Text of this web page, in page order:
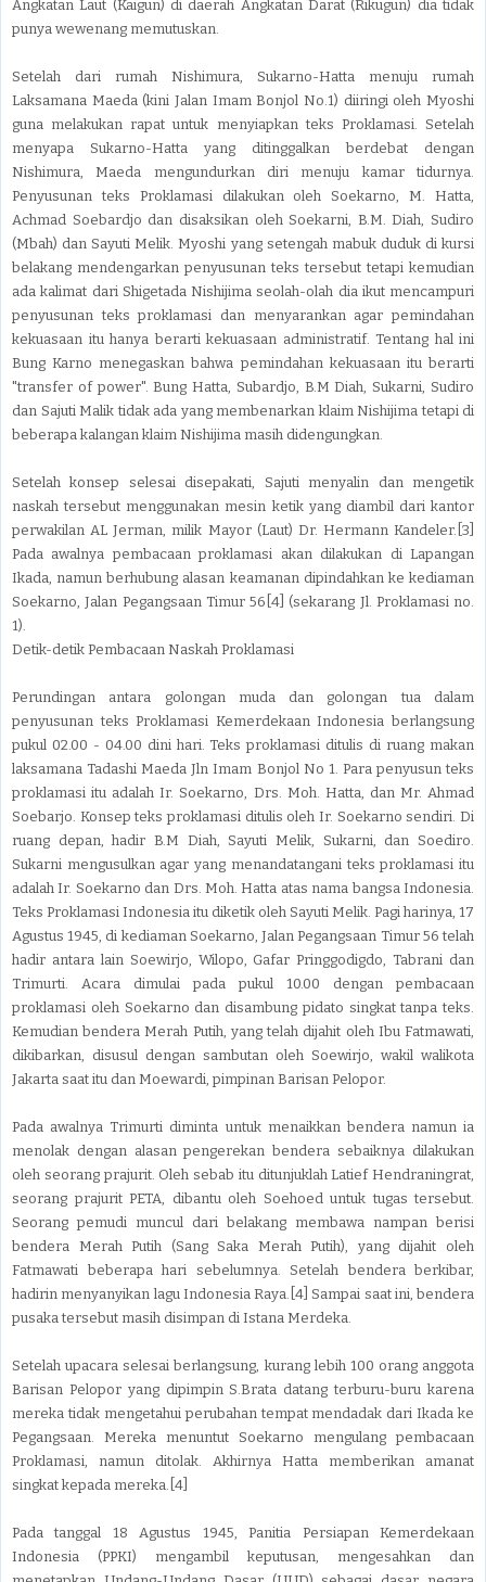
Angkatan Laut (Kaigun) di daerah Angkatan Darat (Rikugun) dia tidak
punya wewenang memutuskan.
Setelah dari rumah Nishimura, Sukarno-Hatta menuju rumah
Laksamana Maeda (kini Jalan Imam Bonjol No.1) diiringi oleh Myoshi
guna melakukan rapat untuk menyiapkan teks Proklamasi. Setelah
menyapa Sukarno-Hatta yang ditinggalkan berdebat dengan
Nishimura, Maeda mengundurkan diri menuju kamar tidurnya.
Penyusunan teks Proklamasi dilakukan oleh Soekarno, M. Hatta,
Achmad Soebardjo dan disaksikan oleh Soekarni, B.M. Diah, Sudiro
(Mbah) dan Sayuti Melik. Myoshi yang setengah mabuk duduk di kursi
belakang mendengarkan penyusunan teks tersebut tetapi kemudian
ada kalimat dari Shigetada Nishijima seolah-olah dia ikut mencampuri
penyusunan teks proklamasi dan menyarankan agar pemindahan
kekuasaan itu hanya berarti kekuasaan administratif. Tentang hal ini
Bung Karno menegaskan bahwa pemindahan kekuasaan itu berarti
"transfer of power". Bung Hatta, Subardjo, B.M Diah, Sukarni, Sudiro
dan Sajuti Malik tidak ada yang membenarkan klaim Nishijima tetapi di
beberapa kalangan klaim Nishijima masih didengungkan.
Setelah konsep selesai disepakati, Sajuti menyalin dan mengetik
naskah tersebut menggunakan mesin ketik yang diambil dari kantor
perwakilan AL Jerman, milik Mayor (Laut) Dr. Hermann Kandeler.[3]
Pada awalnya pembacaan proklamasi akan dilakukan di Lapangan
Ikada, namun berhubung alasan keamanan dipindahkan ke kediaman
Soekarno, Jalan Pegangsaan Timur 56[4] (sekarang Jl. Proklamasi no.
1).
Detik-detik Pembacaan Naskah Proklamasi
Perundingan antara golongan muda dan golongan tua dalam
penyusunan teks Proklamasi Kemerdekaan Indonesia berlangsung
pukul 02.00 - 04.00 dini hari. Teks proklamasi ditulis di ruang makan
laksamana Tadashi Maeda Jln Imam Bonjol No 1. Para penyusun teks
proklamasi itu adalah Ir. Soekarno, Drs. Moh. Hatta, dan Mr. Ahmad
Soebarjo. Konsep teks proklamasi ditulis oleh Ir. Soekarno sendiri. Di
ruang depan, hadir B.M Diah, Sayuti Melik, Sukarni, dan Soediro.
Sukarni mengusulkan agar yang menandatangani teks proklamasi itu
adalah Ir. Soekarno dan Drs. Moh. Hatta atas nama bangsa Indonesia.
Teks Proklamasi Indonesia itu diketik oleh Sayuti Melik. Pagi harinya, 17
Agustus 1945, di kediaman Soekarno, Jalan Pegangsaan Timur 56 telah
hadir antara lain Soewirjo, Wilopo, Gafar Pringgodigdo, Tabrani dan
Trimurti. Acara dimulai pada pukul 10.00 dengan pembacaan
proklamasi oleh Soekarno dan disambung pidato singkat tanpa teks.
Kemudian bendera Merah Putih, yang telah dijahit oleh Ibu Fatmawati,
dikibarkan, disusul dengan sambutan oleh Soewirjo, wakil walikota
Jakarta saat itu dan Moewardi, pimpinan Barisan Pelopor.
Pada awalnya Trimurti diminta untuk menaikkan bendera namun ia
menolak dengan alasan pengerekan bendera sebaiknya dilakukan
oleh seorang prajurit. Oleh sebab itu ditunjuklah Latief Hendraningrat,
seorang prajurit PETA, dibantu oleh Soehoed untuk tugas tersebut.
Seorang pemudi muncul dari belakang membawa nampan berisi
bendera Merah Putih (Sang Saka Merah Putih), yang dijahit oleh
Fatmawati beberapa hari sebelumnya. Setelah bendera berkibar,
hadirin menyanyikan lagu Indonesia Raya.[4] Sampai saat ini, bendera
pusaka tersebut masih disimpan di Istana Merdeka.
Setelah upacara selesai berlangsung, kurang lebih 100 orang anggota
Barisan Pelopor yang dipimpin S.Brata datang terburu-buru karena
mereka tidak mengetahui perubahan tempat mendadak dari Ikada ke
Pegangsaan. Mereka menuntut Soekarno mengulang pembacaan
Proklamasi, namun ditolak. Akhirnya Hatta memberikan amanat
singkat kepada mereka.[4]
Pada tanggal 18 Agustus 1945, Panitia Persiapan Kemerdekaan
Indonesia (PPKI) mengambil keputusan, mengesahkan dan